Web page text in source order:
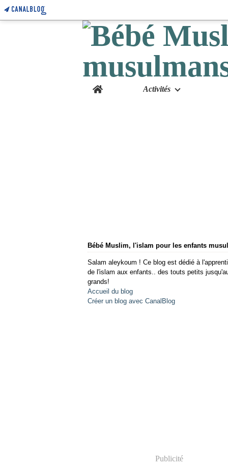
Home Activités
Bébé Muslim, l'islam pour les enfants
Salam aleykoum ! Ce blog est dédié à
de l'islam aux enfants.. des touts petits
grands!
Accueil du blog
Créer un blog avec CanalBlog
Publicité